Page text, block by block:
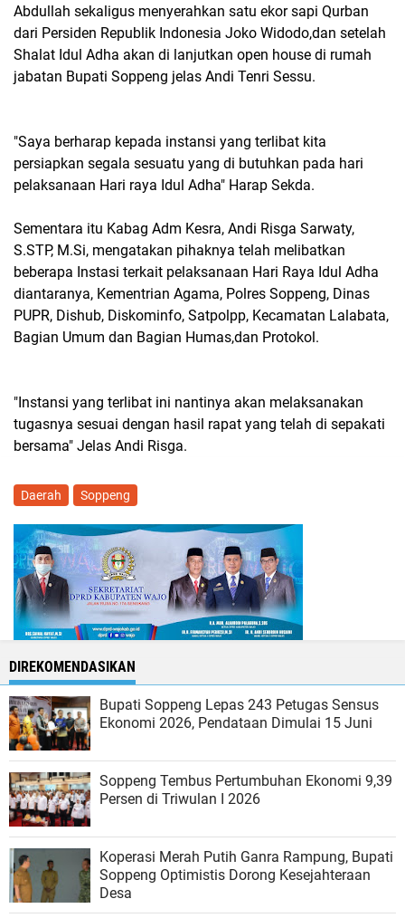
Abdullah sekaligus menyerahkan satu ekor sapi Qurban
dari Persiden Republik Indonesia Joko Widodo,dan setelah
Shalat Idul Adha akan di lanjutkan open house di rumah
jabatan Bupati Soppeng jelas Andi Tenri Sessu.
"Saya berharap kepada instansi yang terlibat kita
persiapkan segala sesuatu yang di butuhkan pada hari
pelaksanaan Hari raya Idul Adha" Harap Sekda.
Sementara itu Kabag Adm Kesra, Andi Risga Sarwaty,
S.STP, M.Si, mengatakan pihaknya telah melibatkan
beberapa Instasi terkait pelaksanaan Hari Raya Idul Adha
diantaranya, Kementrian Agama, Polres Soppeng, Dinas
PUPR, Dishub, Diskominfo, Satpolpp, Kecamatan Lalabata,
Bagian Umum dan Bagian Humas,dan Protokol.
"Instansi yang terlibat ini nantinya akan melaksanakan
tugasnya sesuai dengan hasil rapat yang telah di sepakati
bersama" Jelas Andi Risga.
Daerah Soppeng
DIREKOMENDASIKAN
Bupati Soppeng Lepas 243 Petugas Sensus
Ekonomi 2026, Pendataan Dimulai 15 Juni
Soppeng Tembus Pertumbuhan Ekonomi 9,39
Persen di Triwulan I 2026
Koperasi Merah Putih Ganra Rampung, Bupati
Soppeng Optimistis Dorong Kesejahteraan
Desa